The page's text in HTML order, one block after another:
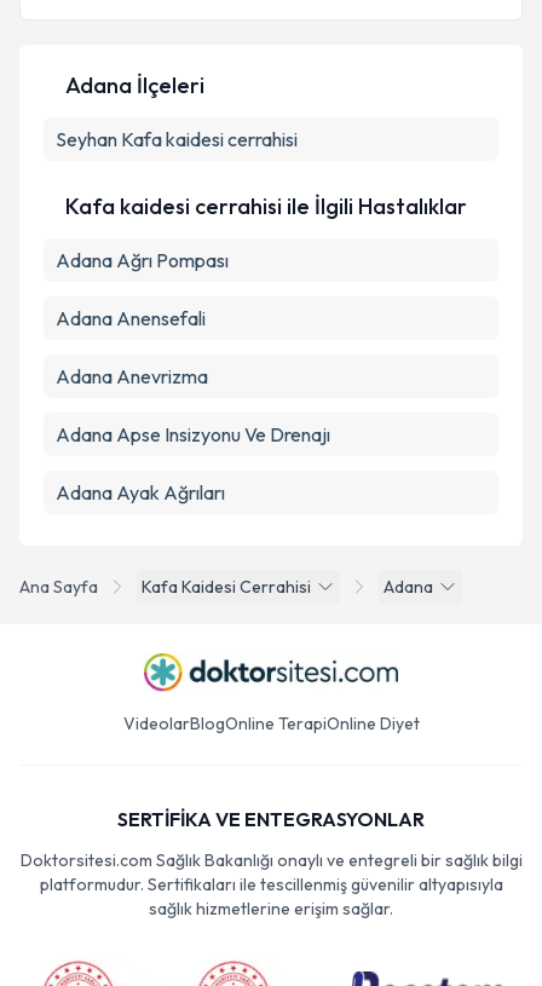
Metni'ni okudum ve kişisel verilerimin belirtilen
Ana Sayfa Kafa Kaidesi Cerrahisi Adana
Adana İlçeleri
Seyhan Kafa kaidesi cerrahisi
Kafa kaidesi cerrahisi ile İlgili Hastalıklar
Adana Ağrı Pompası
Adana Anensefali
Adana Anevrizma
Adana Apse Insizyonu Ve Drenajı
Adana Ayak Ağrıları
VideolarBlogOnline TerapiOnline Diyet
SERTİFİKA VE ENTEGRASYONLAR
Doktorsitesi.com Sağlık Bakanlığı onaylı ve entegreli bir sağlık bilgi
platformudur. Sertifikaları ile tescillenmiş güvenilir altyapısıyla
sağlık hizmetlerine erişim sağlar.